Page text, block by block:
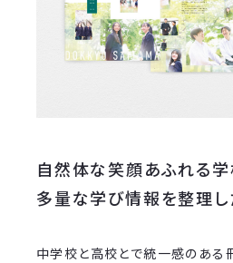
自然体な笑顔あふれる学
多量な学び情報を整理し
中学校と高校とで統一感のある